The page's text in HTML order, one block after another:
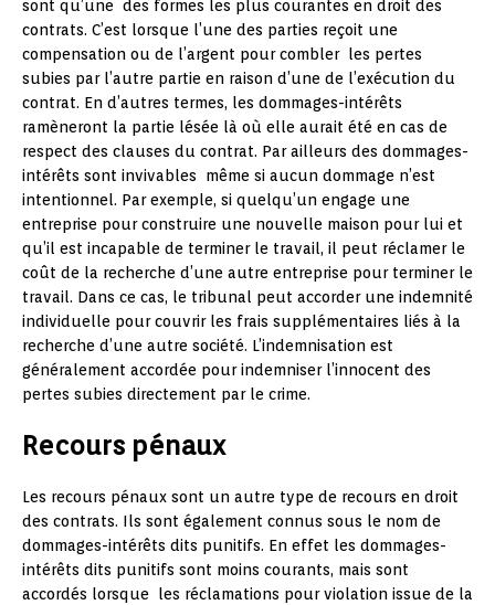
sont qu’une des formes les plus courantes en droit des
contrats. C’est lorsque l’une des parties reçoit une
compensation ou de l’argent pour combler les pertes
subies par l’autre partie en raison d’une de l’exécution du
contrat. En d’autres termes, les dommages-intérêts
ramèneront la partie lésée là où elle aurait été en cas de
respect des clauses du contrat. Par ailleurs des dommages-
intérêts sont invivables même si aucun dommage n’est
intentionnel. Par exemple, si quelqu’un engage une
entreprise pour construire une nouvelle maison pour lui et
qu’il est incapable de terminer le travail, il peut réclamer le
coût de la recherche d’une autre entreprise pour terminer le
travail. Dans ce cas, le tribunal peut accorder une indemnité
individuelle pour couvrir les frais supplémentaires liés à la
recherche d’une autre société. L’indemnisation est
généralement accordée pour indemniser l’innocent des
pertes subies directement par le crime.
Recours pénaux
Les recours pénaux sont un autre type de recours en droit
des contrats. Ils sont également connus sous le nom de
dommages-intérêts dits punitifs. En effet les dommages-
intérêts dits punitifs sont moins courants, mais sont
accordés lorsque les réclamations pour violation issue de la